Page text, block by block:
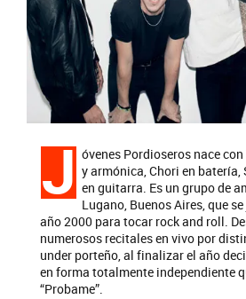
J óvenes Pordioseros nace
y armónica, Chori en batería,
en guitarra. Es un grupo de
Lugano, Buenos Aires, que
año 2000 para tocar rock and roll.
numerosos recitales en vivo por
under porteño, al finalizar el año
en forma totalmente independiente
“Probame”.